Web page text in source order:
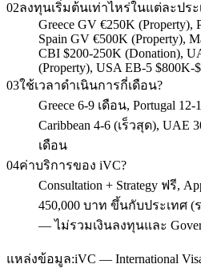
02ลงทุนเริ่มต้นเท่าไหร่ในแต่ละประ
Greece GV €250K (Property),
Spain GV €500K (Property),
CBI $200-250K (Donation),
(Property), USA EB-5 $800K-
03ใช้เวลาดำเนินการกี่เดือน?
Greece 6-9 เดือน, Portugal 12-
Caribbean 4-6 (เร็วสุด), UAE
เดือน
04ค่าบริการของ iVC?
Consultation + Strategy ฟรี,
450,000 บาท ขึ้นกับประเทศ (
— ไม่รวมเงินลงทุนและ
แหล่งข้อมูล:iVC — International